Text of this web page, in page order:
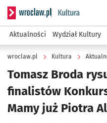
Serwis informacyjny
Aktualności Wydział Kultury
wroclaw.pl Kultura
Tomasz Broda
finalistów
Mamy już Piotra